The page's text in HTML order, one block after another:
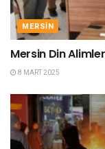
MERSIN
Mersin Din
8 MART 2025